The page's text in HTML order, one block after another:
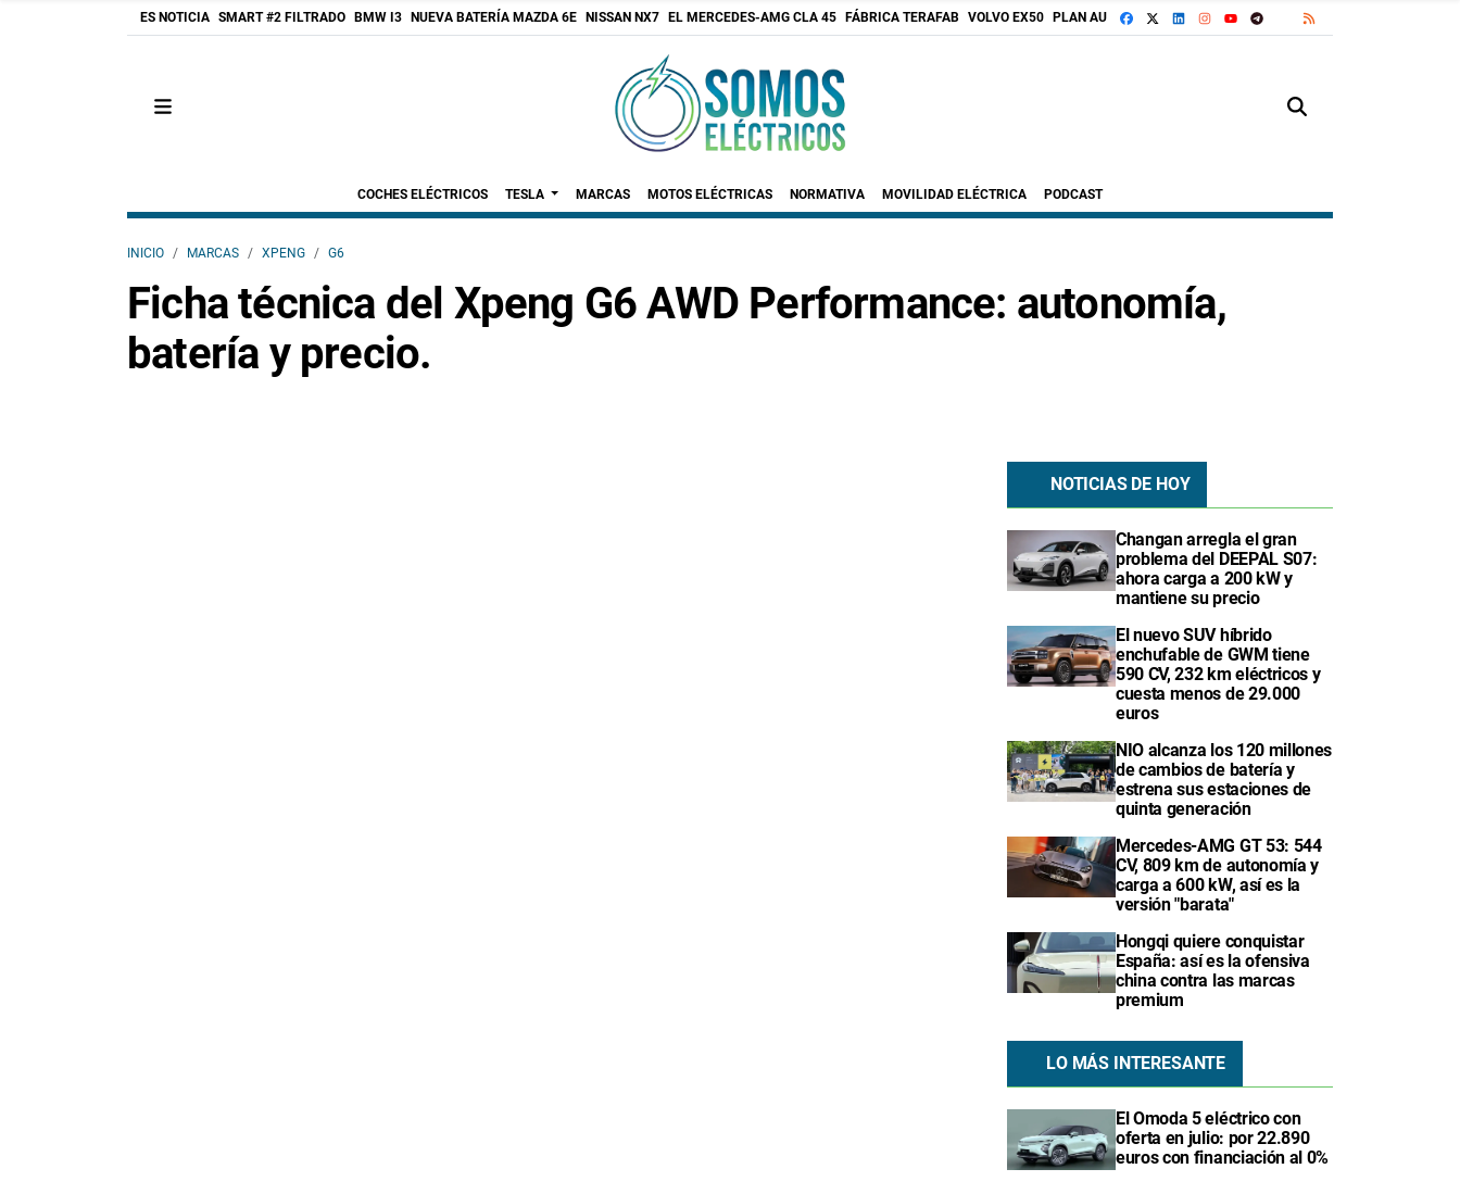
ES NOTICIA SMART #2 FILTRADO BMW I3 NUEVA BATERÍA MAZDA 6E NISSAN NX7 EL MERCEDES-AMG CLA 45 FÁBRICA TERAFAB VOLVO EX50 PLAN AUTO+FACEBOOKLINKEDININSTAGRAM
YOUTUBE
TELEGRAM
GOOGLE DISCOVER
COCHES ELÉCTRICOS TESLA MARCAS MOTOS ELÉCTRICAS NORMATIVA MOVILIDAD ELÉCTRICA PODCAST
INICIO MARCAS XPENG G6
Ficha técnica del Xpeng G6 AWD Performance: autonomía,
batería y precio.
NOTICIAS DE HOY
Changan arregla el gran
problema del DEEPAL S07:
ahora carga a 200 kW y
mantiene su precio
El nuevo SUV híbrido
enchufable de GWM tiene
590 CV, 232 km eléctricos y
cuesta menos de 29.000
euros
NIO alcanza los 120 millones
de cambios de batería y
estrena sus estaciones de
quinta generación
Mercedes-AMG GT 53: 544
CV, 809 km de autonomía y
carga a 600 kW, así es la
versión "barata"
Hongqi quiere conquistar
España: así es la ofensiva
china contra las marcas
premium
LO MÁS INTERESANTE
El Omoda 5 eléctrico con
oferta en julio: por 22.890
euros con financiación al 0%